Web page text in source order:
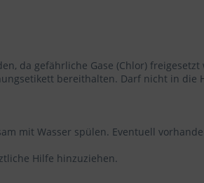
da gefährliche Gase (Chlor) freigesetzt
bereithalten. Darf nicht in die
mit Wasser spülen. Eventuell
Hilfe hinzuziehen.